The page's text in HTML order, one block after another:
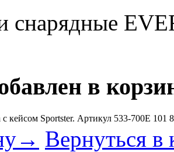
снарядные
в
с кейсом Sportster. Артикул 533-700E 101
Вернуться в